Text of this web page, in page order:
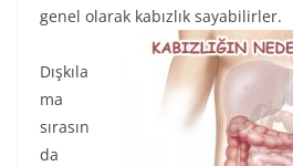
genel olarak kabızlık sayabilirler.
Dışkıla
ma
sırasın
da